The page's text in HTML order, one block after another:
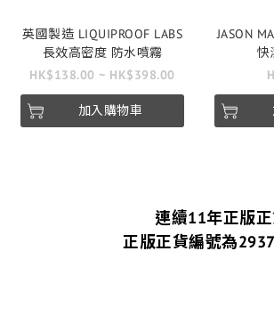
英國製造 LIQUIPROOF LABS
長效高密度 防水噴霧
HK$138.00 ~ HK$398.00
加入購物車
JASON
快
連續11年正版正貨保
正版正貨編號為2937